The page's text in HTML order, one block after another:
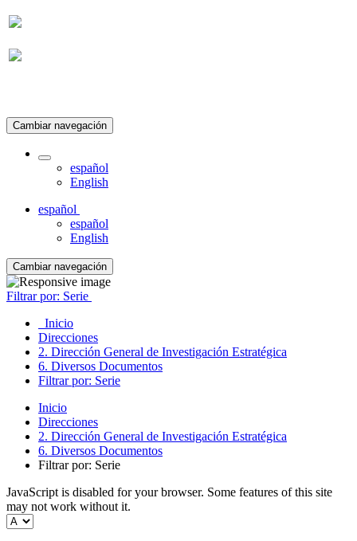
Cambiar navegación
español
English
español
español
English
Cambiar navegación
Filtrar por: Serie
Inicio
Direcciones
2. Dirección General de Investigación Estratégica
6. Diversos Documentos
Filtrar por: Serie
Inicio
Direcciones
2. Dirección General de Investigación Estratégica
6. Diversos Documentos
Filtrar por: Serie
JavaScript is disabled for your browser. Some features of this site
may not work without it.